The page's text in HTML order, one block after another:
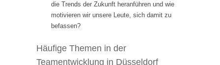
die Trends der Zukunft heranführen und wie
motivieren wir unsere Leute, sich damit zu
befassen?
Häufige Themen in der
Teamentwicklung in Düsseldorf